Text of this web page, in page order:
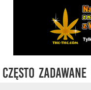
Często